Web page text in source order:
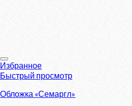
Избранное
Быстрый просмотр
Обложка «Семаргл»